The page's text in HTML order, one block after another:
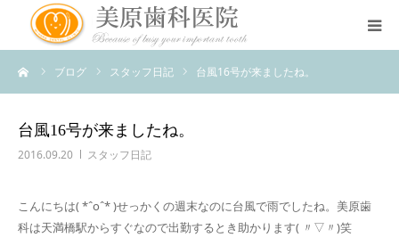
ブログ スタッフ日記 台風16号が来ましたね。
台風16号が来ましたね。
2016.09.20 スタッフ日記
こんにちは( *ˆoˆ* )せっかくの週末なのに台風で雨でしたね。美原歯
科は天満橋駅からすぐなので出勤するとき助かります( 〃▽〃)笑
医院のコンセプト
診療案内
アクセス